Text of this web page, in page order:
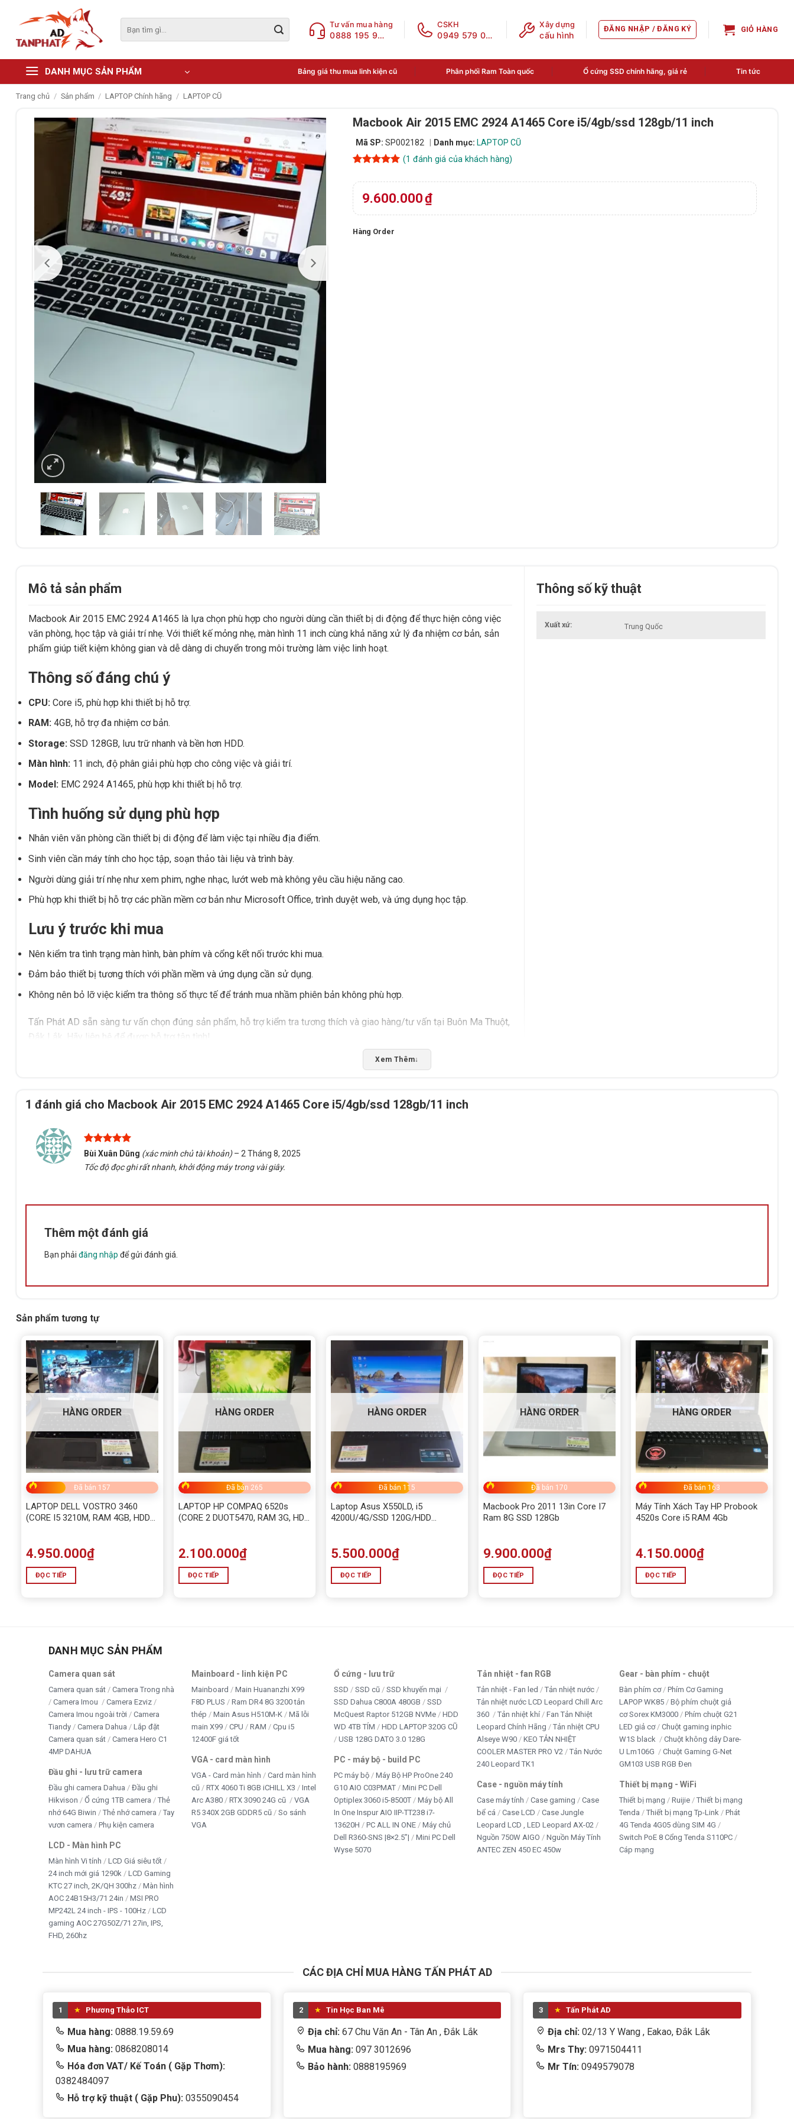
content
kiếm:
Tư vấn mua hàng
0888 195 969
CSKH
0949 579 078
Xây dựng
cấu hình
ĐĂNG NHẬP / ĐĂNG KÝ GIỎ HÀNG
DANH MỤC SẢN PHẨM Bảng giá thu mua linh kiện cũ Phân phối Ram Toàn quốc Ổ cứng SSD chính hãng, giá rẻ Tin tức
Trang chủ / Sản phẩm / LAPTOP Chính hãng / LAPTOP CŨ
Macbook Air 2015 EMC 2924 A1465 Core i5/4gb/ssd 128gb/11 inch
Mã SP: SP002182 Danh mục: LAPTOP CŨ
dựa trên
đánh giá
(1 đánh giá của khách hàng)
9.600.000₫
Hàng Order
Mô tả sản phẩm
Macbook Air 2015 EMC 2924 A1465 là lựa chọn phù hợp cho người dùng cần thiết bị di động để thực hiện công việc
văn phòng, học tập và giải trí nhẹ. Với thiết kế mỏng nhẹ, màn hình 11 inch cùng khả năng xử lý đa nhiệm cơ bản, sản
phẩm giúp tiết kiệm không gian và dễ dàng di chuyển trong môi trường làm việc linh hoạt.
Thông số đáng chú ý
CPU: Core i5, phù hợp khi thiết bị hỗ trợ.
RAM: 4GB, hỗ trợ đa nhiệm cơ bản.
Storage: SSD 128GB, lưu trữ nhanh và bền hơn HDD.
Màn hình: 11 inch, độ phân giải phù hợp cho công việc và giải trí.
Model: EMC 2924 A1465, phù hợp khi thiết bị hỗ trợ.
Tình huống sử dụng phù hợp
Nhân viên văn phòng cần thiết bị di động để làm việc tại nhiều địa điểm.
Sinh viên cần máy tính cho học tập, soạn thảo tài liệu và trình bày.
Người dùng giải trí nhẹ như xem phim, nghe nhạc, lướt web mà không yêu cầu hiệu năng cao.
Phù hợp khi thiết bị hỗ trợ các phần mềm cơ bản như Microsoft Office, trình duyệt web, và ứng dụng học tập.
Lưu ý trước khi mua
Nên kiểm tra tình trạng màn hình, bàn phím và cổng kết nối trước khi mua.
Đảm bảo thiết bị tương thích với phần mềm và ứng dụng cần sử dụng.
Không nên bỏ lỡ việc kiểm tra thông số thực tế để tránh mua nhầm phiên bản không phù hợp.
Tấn Phát AD sẵn sàng tư vấn chọn đúng sản phẩm, hỗ trợ kiểm tra tương thích và giao hàng/tư vấn tại Buôn Ma Thuột,
Đắk Lắk. Hãy liên hệ để được hỗ trợ tận tình!
Rate this product
Thông số kỹ thuật
Xuất xứ Trung Quốc
Xem Thêm↓
1 đánh giá cho Macbook Air 2015 EMC 2924 A1465 Core i5/4gb/ssd 128gb/11 inch
Được xếp
hạng
sao
Bùi Xuân Dũng (xác minh chủ tài khoản) – 2 Tháng 8, 2025
Tốc độ đọc ghi rất nhanh, khởi động máy trong vài giây.
Thêm một đánh giá
Bạn phải đăng nhập để gửi đánh giá.
Sản phẩm tương tự
HÀNG ORDER
Đã bán 157
LAPTOP DELL VOSTRO 3460
(CORE I5 3210M, RAM 4GB, HDD
4.950.000₫
ĐỌC TIẾP
HÀNG ORDER
Đã bán 265
LAPTOP HP COMPAQ 6520s
(CORE 2 DUOT5470, RAM 3G, HDD
2.100.000₫
ĐỌC TIẾP
HÀNG ORDER
Đã bán 115
Laptop Asus X550LD, i5
4200U/4G/SSD 120G/HDD
5.500.000₫
ĐỌC TIẾP
HÀNG ORDER
Đã bán 170
Macbook Pro 2011 13in Core I7
Ram 8G SSD 128Gb
9.900.000₫
ĐỌC TIẾP
HÀNG ORDER
Đã bán 163
Máy Tính Xách Tay HP Probook
4520s Core i5 RAM 4Gb
4.150.000₫
ĐỌC TIẾP
DANH MỤC SẢN PHẨM
Camera quan sát
Camera quan sát
Camera Trong nhà
Camera Imou
Camera Ezviz
Camera Imou ngoài trời
Camera
Tiandy
Camera Dahua
Lắp đặt
Camera quan sát
Camera Hero C1
4MP DAHUA
Đầu ghi - lưu trữ camera
Đầu ghi camera Dahua
Đầu ghi
Hikvison
Ổ cứng 1TB camera
Thẻ
nhớ 64G Biwin
Thẻ nhớ camera
Tay
vươn camera
Phụ kiện camera
LCD - Màn hình PC
Màn hình Vi tính
LCD Giá siêu tốt
24 inch mới giá 1290k
LCD Gaming
KTC 27 inch, 2K/QH 300hz
Màn hình
AOC 24B15H3/71 24in
MSI PRO
MP242L 24 inch - IPS - 100Hz
LCD
gaming AOC 27G50Z/71 27in, IPS,
FHD, 260hz
Mainboard - linh kiện PC
Mainboard
Main Huananzhi X99
F8D PLUS
Ram DR4 8G 3200 tản
thép
Main Asus H510M-K
Mã lỗi
main X99
CPU RAM
Cpu i5
12400F giá tốt
VGA - card màn hình
VGA - Card màn hình
Card màn hình
cũ
RTX 4060 Ti 8GB iCHILL X3
Intel
Arc A380
RTX 3090 24G cũ
VGA
R5 340X 2GB GDDR5 cũ
So sánh
VGA
Ổ cứng - lưu trữ
SSD SSD cũ
SSD khuyến mại
SSD Dahua C800A 480GB
SSD
McQuest Raptor 512GB NVMe
HDD
WD 4TB TÍM
HDD LAPTOP 320G CŨ
USB 128G DATO 3.0 128G
PC - máy bộ - build PC
PC máy bộ
Máy Bộ HP ProOne 240
G10 AIO C03PMAT
Mini PC Dell
Optiplex 3060 i5-8500T
Máy bộ All
In One Inspur AIO IIP-TT238 i7-
13620H
PC ALL IN ONE Máy chủ
Dell R360-SNS |8×2.5”|
Mini PC Dell
Wyse 5070
Tản nhiệt - fan RGB
Tản nhiệt - Fan led
Tản nhiệt nước
Tản nhiệt nước LCD Leopard Chill Arc
360
Tản nhiệt khí
Fan Tản Nhiệt
Leopard Chính Hãng
Tản nhiệt CPU
Alseye W90
KEO TẢN NHIỆT
COOLER MASTER PRO V2
Tản Nước
240 Leopard TK1
Case - nguồn máy tính
Case máy tính Case gaming
Case
bể cá
Case LCD
Case Jungle
Leopard LCD , LED Leopard AX-02
Nguồn 750W AIGO
Nguồn Máy Tính
ANTEC ZEN 450 EC 450w
Gear - bàn phím - chuột
Bàn phím cơ
Phím Cơ Gaming
LAPOP WK85
Bộ phím chuột giả
cơ Sorex KM3000
Phím chuột G21
LED giả cơ
Chuột gaming inphic
W1S black
Chuột không dây Dare-
U Lm106G
Chuột Gaming G-Net
GM103 USB RGB Đen
Thiết bị mạng - WiFi
Thiết bị mạng Ruijie
Thiết bị mạng
Tenda
Thiết bị mạng Tp-Link
Phát
4G Tenda 4G05 dùng SIM 4G
Switch PoE 8 Cổng Tenda S110PC
Cáp mạng
CÁC ĐỊA CHỈ MUA HÀNG TẤN PHÁT AD
1 Phương Thảo ICT
Mua hàng: 0888.19.59.69
Mua hàng: 0868208014
Hóa đơn VAT/ Kế Toán ( Gặp Thơm):
0382484097
Hỗ trợ kỹ thuật ( Gặp Phu): 0355090454
2 Tin Học Ban Mê
Địa chỉ: 67 Chu Văn An - Tân An , Đắk Lắk
Mua hàng:097 3012696
Bảo hành:0888195969
3 Tấn Phát AD
Địa chỉ:02/13 Y Wang , Eakao, Đắk Lắk
Mrs Thy: 0971504411
Mr Tín: 0949579078